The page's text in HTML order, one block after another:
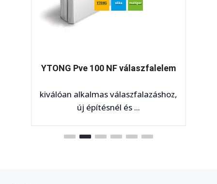
YTONG Pve 100 NF válaszfalelem
kiválóan alkalmas válaszfalazáshoz,
új építésnél és ...